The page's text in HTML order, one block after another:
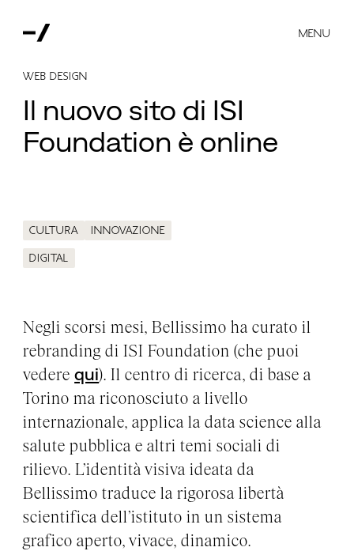
MENU
Web design
Il nuovo sito di ISI
Foundation è online
Cultura Innovazione
Digital
Negli scorsi mesi, Bellissimo ha curato il
rebranding di ISI Foundation (che puoi
vederequi). Il centro di ricerca, di base a
Torino ma riconosciuto a livello
internazionale, applica la data science alla
salute pubblica e altri temi sociali di
rilievo. L’identità visiva ideata da
Bellissimo traduce la rigorosa libertà
scientifica dell’istituto in un sistema
grafico aperto, vivace, dinamico.